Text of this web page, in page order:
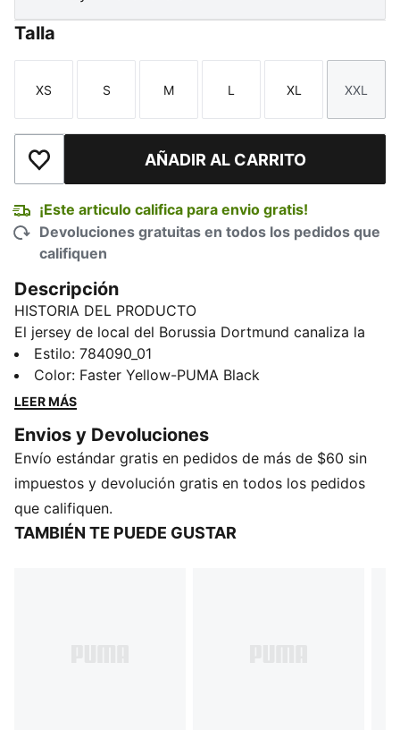
Talla
Talla
XS
Talla
S
Talla
M
Talla
L
Talla
XL
Talla
XXL
Añadir a la lista de deseosAÑADIR AL CARRITO
¡Este articulo califica para envio gratis!
Devoluciones gratuitas en todos los pedidos que
califiquen
Descripción
HISTORIA DEL PRODUCTO
El jersey de local del Borussia Dortmund canaliza la
herencia arquitectónica de Dortmund con un gráfico
moderno inspirado en los edificios de la ciudad.
Usado por los jugadores y diseñado para los fans en
cómodo y seguro.
CARACTERÍSTICAS Y BENEFICIOS
CONTROL DE LA HUMEDAD: Los tejidos técnicos
dryCELL absorben la humedad de la piel para
ayudarte a mantenerte seco y cómodo.
Estilo: 784090_01
Color: Faster Yellow-PUMA Black
LEER MÁS
Envios y Devoluciones
Envío estándar gratis en pedidos de más de $60 sin
impuestos y devolución gratis en todos los pedidos
que califiquen.
TAMBIÉN TE PUEDE GUSTAR